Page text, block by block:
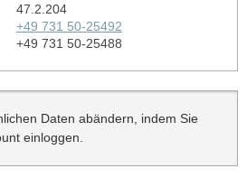
47.2.204
+49 731 50-25492
+49 731 50-25488
Daten abändern, indem Sie
einloggen.